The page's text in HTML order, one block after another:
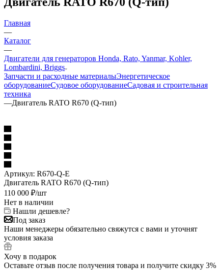
Главная
—
Каталог
—
Двигатели для генераторов Honda, Rato, Yanmar, Kohler,
Lombardini, Briggs
Запчасти и расходные материалыЭнергетическое
оборудованиеСудовое оборудованиеСадовая и строительная
техника
—Двигатель RATO R670 (Q-тип)
Артикул: R670-Q-E
Двигатель RATO R670 (Q-тип)
110 000 ₽/шт
Нет в наличии
Нашли дешевле?
Под заказ
Наши менеджеры обязательно свяжутся с вами и уточнят
условия заказа
Хочу в подарок
Оставьте отзыв после получения товара и получите скидку 3%